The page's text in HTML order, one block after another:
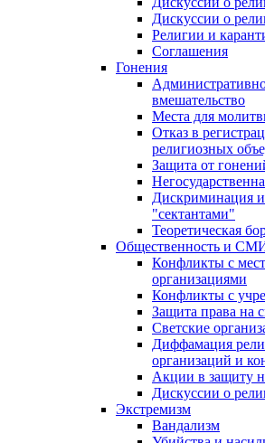
Дискуссии о
Религии и
Соглашения
Гонения
вмешательство
Места для
Отказ в
религиозных
Защита от
Дискриминация и
"сектантами"
Теоретическая
Общественность и
Конфликты с
организациями
Конфликты с
Защита права на
Светские
Диффамация
организаций и
Акции в защиту
Дискуссии о
Экстремизм
Вандализм